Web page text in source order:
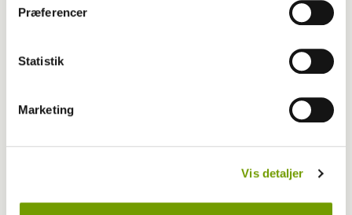
Præferencer
Statistik
Marketing
Vis detaljer